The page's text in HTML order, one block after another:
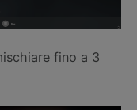
fino a 3